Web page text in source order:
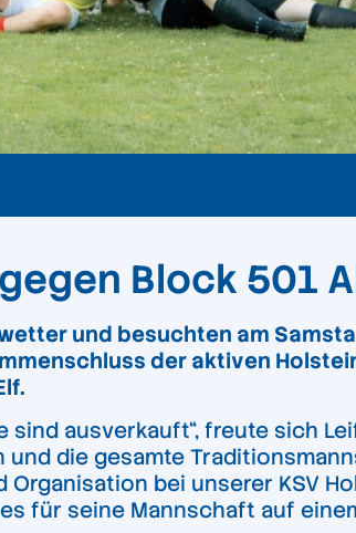
Block 501
und besuchten am
der aktiven
ausverkauft“, freute sich
die gesamte
bei unserer KSV
für seine Mannschaft auf